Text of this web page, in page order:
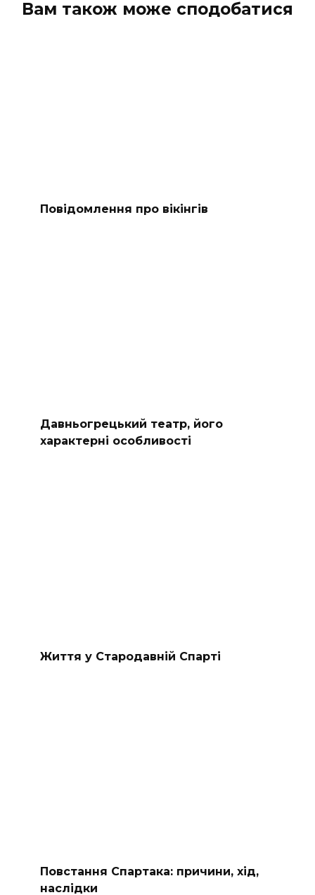
Вам також може сподобатися
Повідомлення про вікінгів
Давньогрецький театр, його
характерні особливості
Життя у Стародавній Спарті
Повстання Спартака: причини, хід,
наслідки